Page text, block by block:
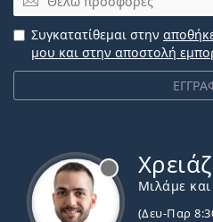
Συγκατατίθεμαι στην
μου και στην αποστολή
Μιλάμε
(Δευ-Παρ